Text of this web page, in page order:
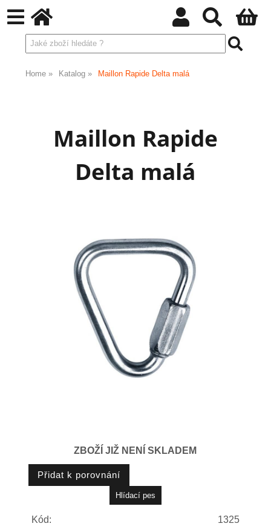
Home Katalog Maillon Rapide Delta malá
Maillon Rapide
Delta malá
ZBOŽÍ JIŽ NENÍ SKLADEM
Kód:
1325